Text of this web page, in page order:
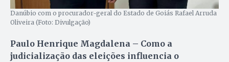
Danúbio com o procurador-geral do Estado de Goiás Rafael Arruda
Oliveira (Foto: Divulgação)
Paulo Henrique Magdalena – Como a
judicialização das eleições influencia o